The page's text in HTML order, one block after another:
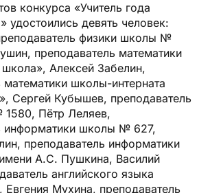
конкурса «Учитель года
удостоились девять человек:
физики школы №
преподаватель математики
Алексей Забелин,
математики школы-интерната
Сергей Кубышев, преподаватель
Пётр Леляев,
информатики школы № 627,
преподаватель информатики
А.С. Пушкина, Василий
английского языка
Мухина, преподаватель